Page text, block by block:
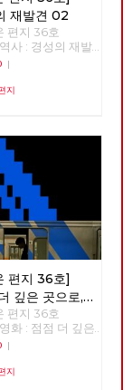
신라대는 2021
청소 용역 업체
단행하고 청소
고를 했다. 학교
없이 대학에 자체
진행하겠다고 했
노동자는 이에
성은 6월 16일까
쟁 142일 만에 직
마무리 되었다.
장 김충석)와 민
역일반노조(위원
월 16일 오전 9시
접견실에서 극
하였다. 합의 내
조합원 모두를 대
하고, 65세까지
는 것 등이다.
신라대지회 청소
쟁취를 위한 투
는 시간이 걸렸다.
년 노조에 가입
에 대해 하지 않
재발견 02
편지 36호
사 : 경성의 재발
COMING
|
지
편지 36호]
깊은 곳으로,
지는 노동에
언더그라운드>
편지 36호
화 : 점점 더 깊은
고 사라지는 노동
19일에 개봉한
|
지